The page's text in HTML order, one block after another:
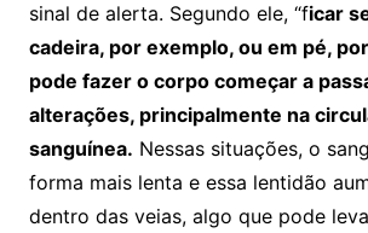
sinal de alerta. Segundo ele, “ficar
cadeira, por exemplo, ou em pé,
pode fazer o corpo começar a
alterações, principalmente na
sanguínea. Nessas situações, o
forma mais lenta e essa lentidão
dentro das veias, algo que pode